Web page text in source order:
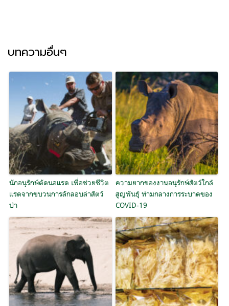
บทความอื่นๆ
นักอนุรักษ์ตัดนอแรด เพื่อช่วยชีวิต
แรดจากขบวนการลักลอบล่าสัตว์
ป่า
ความยากของงานอนุรักษ์สัตว์ใกล้
สูญพันธุ์ ท่ามกลางการระบาดของ
COVID-19